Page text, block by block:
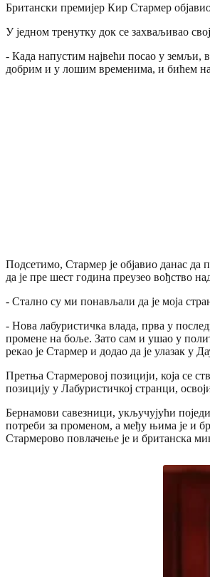
Британски премијер Кир Стармер
У једном тренутку док се захваљивао
- Када напустим највећи посао у земљи,
добрим и у лошим временима, и бићем
Подсетимо, Стармер је објавио данас да
да је пре шест година преузео вођство
- Стално су ми понављали да је моја
- Нова лабуристичка влада, прва у
промене на боље. Зато сам и ушао у
рекао је Стармер и додао да је улазак у
Претња Стармеровој позицији, која се
позицију у Лабуристичкој странци,
Бернамови савезници, укључујући
потреби за променом, а међу њима је и
Стармерово повлачење је и британска